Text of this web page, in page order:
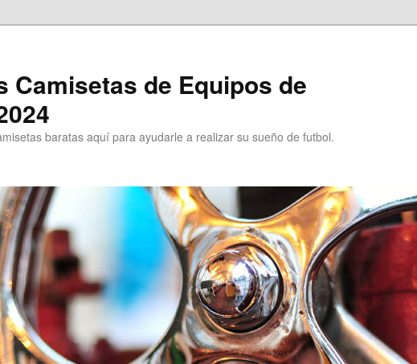
Camisetas de Equipos de
baratas aquí para ayudarle a realizar su sueño de futbol.